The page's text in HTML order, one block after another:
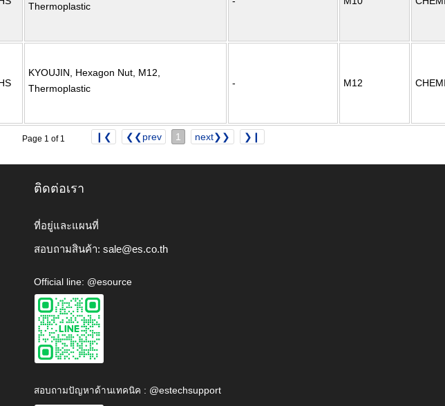
Thermoplastic
KYOUJIN, Hexagon Nut, M12,
Thermoplastic
- M12
Page 1 of 1 ❙❮ ❮❮prev 1 next❯❯ ❯❙
ติดต่อเรา
ที่อยู่และแผนที่
สอบถามสินค้า: sale@es.co.th
Official line: @esource
สอบถามปัญหาด้านเทคนิค : @estechsupport